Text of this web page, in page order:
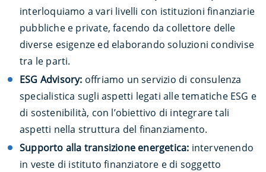
interloquiamo a vari livelli con istituzioni finanziarie
pubbliche e private, facendo da collettore delle
diverse esigenze ed elaborando soluzioni condivise
tra le parti.
ESG Advisory: offriamo un servizio di consulenza
specialistica sugli aspetti legati alle tematiche ESG e
di sostenibilità, con l’obiettivo di integrare tali
aspetti nella struttura del finanziamento.
Supporto alla transizione energetica: intervenendo
in veste di istituto finanziatore e di soggetto